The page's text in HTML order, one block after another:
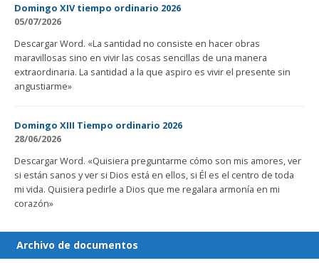
Domingo XIV tiempo ordinario 2026
05/07/2026
Descargar Word. «La santidad no consiste en hacer obras
maravillosas sino en vivir las cosas sencillas de una manera
extraordinaria. La santidad a la que aspiro es vivir el presente sin
angustiarme»
Domingo XIII Tiempo ordinario 2026
28/06/2026
Descargar Word. «Quisiera preguntarme cómo son mis amores, ver
si están sanos y ver si Dios está en ellos, si Él es el centro de toda
mi vida. Quisiera pedirle a Dios que me regalara armonía en mi
corazón»
Archivo de documentos